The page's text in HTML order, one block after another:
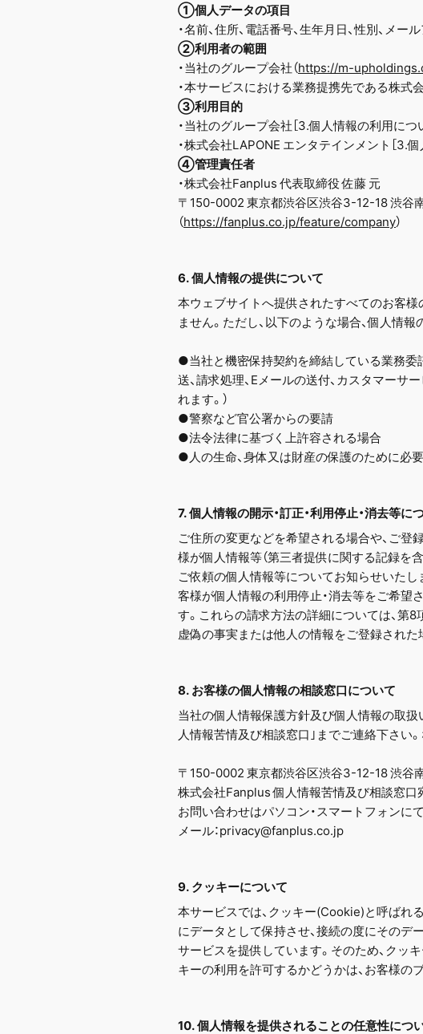
①個人データの項目
・名前、住所、電話番号、生年月日、性別、メ
②利用者の範囲
・当社のグループ会社（https://m-
・本サービスにおける業務提携先である株式
③利用目的
・当社のグループ会社［3.個人情報の利用につ
・株式会社LAPONE エンタテインメント［3.
④管理責任者
・株式会社Fanplus 代表取締役 佐藤 元
〒150-0002 東京都渋谷区渋谷3-12-18 渋谷
（https://fanplus.co.jp/feature/company）
6. 個人情報の提供について
本ウェブサイトへ提供されたすべてのお客
ません。ただし、以下のような場合、個人情
●当社と機密保持契約を締結している業務委
送、請求処理、Eメールの送付、カスタマー
れます。）
●警察など官公署からの要請
●法令法律に基づく上許容される場合
●人の生命、身体又は財産の保護のために必
7. 個人情報の開示・訂正・利用停止・消去等に
ご住所の変更などを希望される場合や、ご登
様が個人情報等（第三者提供に関する記録を
ご依頼の個人情報等についてお知らせいたし
客様が個人情報の利用停止・消去等をご希望
す。これらの請求方法の詳細については、第
虚偽の事実または他人の情報をご登録された
8. お客様の個人情報の相談窓口について
当社の個人情報保護方針及び個人情報の取扱
人情報苦情及び相談窓口｣までご連絡下さい
〒150-0002 東京都渋谷区渋谷3-12-18 渋谷
株式会社Fanplus 個人情報苦情及び相談窓口
お問い合わせはパソコン・スマートフォンに
メール：privacy@fanplus.co.jp
9. クッキーについて
本サービスでは、クッキー(Cookie)と呼ばれ
にデータとして保持させ、接続の度にそのデ
サービスを提供しています。そのため、クッ
キーの利用を許可するかどうかは、お客様の
10. 個人情報を提供されることの任意性につ